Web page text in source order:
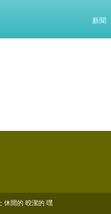
新聞
休閒的 晈潔的 嘿